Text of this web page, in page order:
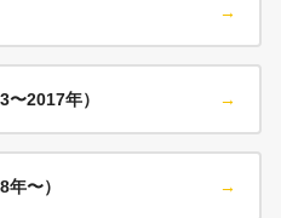
→
2017年） →
〜） →